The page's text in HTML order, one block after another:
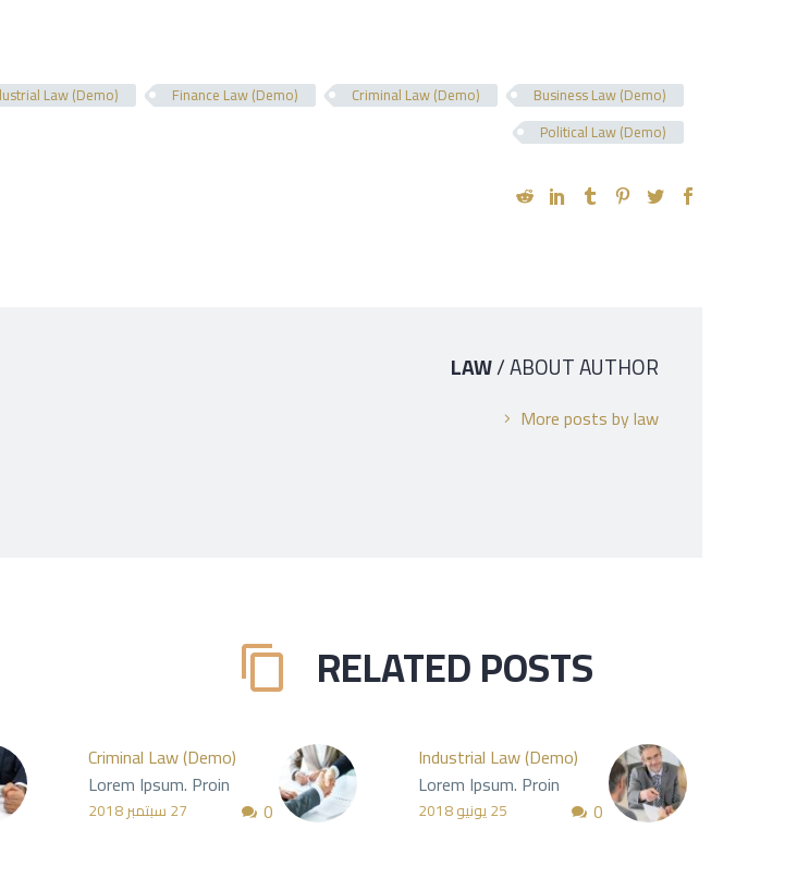
Business Law (Demo)
Criminal Law (Demo)
Finance Law (Demo)
Law (Demo)
Political Law (Demo)
LAW/ ABOUT AUTHOR
More posts by law
RELATED POSTS
Criminal Law (Demo)
Lorem Ipsum. Proin
gravida nibh vel velit
0 27 سبتمبر 2018
Industrial Law (Demo)
Lorem Ipsum. Proin
gravida nibh vel velit
0 25 يونيو 2018